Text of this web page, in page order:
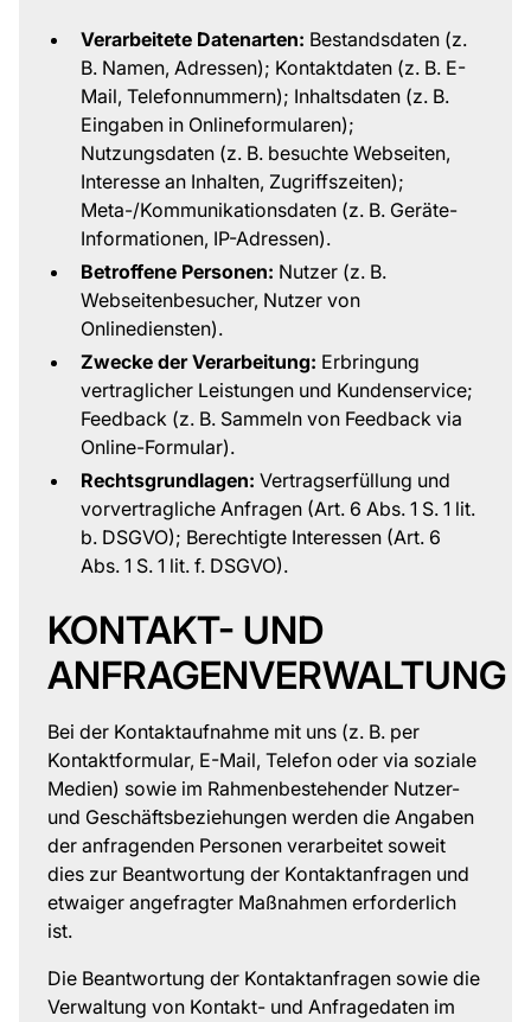
Verarbeitete Datenarten: Bestandsdaten (z.
B. Namen, Adressen); Kontaktdaten (z. B. E-
Mail, Telefonnummern); Inhaltsdaten (z. B.
Eingaben in Onlineformularen);
Nutzungsdaten (z. B. besuchte Webseiten,
Interesse an Inhalten, Zugriffszeiten);
Meta-/Kommunikationsdaten (z. B. Geräte-
Informationen, IP-Adressen).
Betroffene Personen: Nutzer (z. B.
Webseitenbesucher, Nutzer von
Onlinediensten).
Zwecke der Verarbeitung: Erbringung
vertraglicher Leistungen und Kundenservice;
Feedback (z. B. Sammeln von Feedback via
Online-Formular).
Rechtsgrundlagen: Vertragserfüllung und
vorvertragliche Anfragen (Art. 6 Abs. 1 S. 1 lit.
b. DSGVO); Berechtigte Interessen (Art. 6
Abs. 1 S. 1 lit. f. DSGVO).
KONTAKT- UND
ANFRAGENVERWALTUNG
Bei der Kontaktaufnahme mit uns (z. B. per
Kontaktformular, E-Mail, Telefon oder via soziale
Medien) sowie im Rahmenbestehender Nutzer-
und Geschäftsbeziehungen werden die Angaben
der anfragenden Personen verarbeitet soweit
dies zur Beantwortung der Kontaktanfragen und
etwaiger angefragter Maßnahmen erforderlich
ist.
Die Beantwortung der Kontaktanfragen sowie die
Verwaltung von Kontakt- und Anfragedaten im